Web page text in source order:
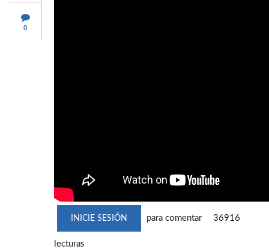
0
INICIE SESIÓN para comentar 36916
lecturas